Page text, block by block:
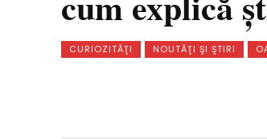
CURIOZITĂŢI NOUTĂŢI ŞI ŞTIRI